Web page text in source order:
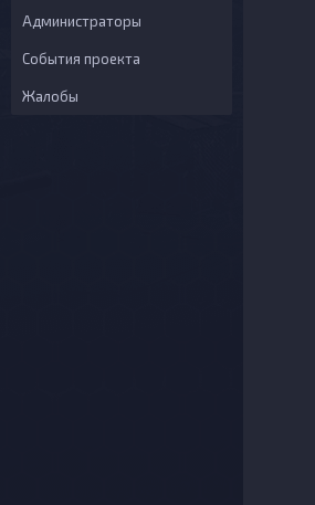
Администраторы
События проекта
Жалобы